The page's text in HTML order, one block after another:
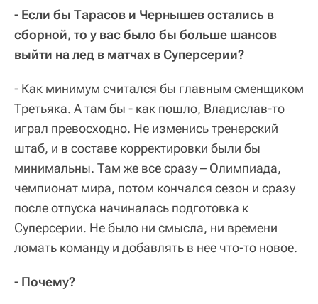
- Если бы Тарасов и Чернышев остались в
сборной, то у вас было бы больше шансов
выйти на лед в матчах в Суперсерии?
- Как минимум считался бы главным сменщиком
Третьяка. А там бы - как пошло, Владислав-то
играл превосходно. Не изменись тренерский
штаб, и в составе корректировки были бы
минимальны. Там же все сразу – Олимпиада,
чемпионат мира, потом кончался сезон и сразу
после отпуска начиналась подготовка к
Суперсерии. Не было ни смысла, ни времени
ломать команду и добавлять в нее что-то новое.
- Почему?